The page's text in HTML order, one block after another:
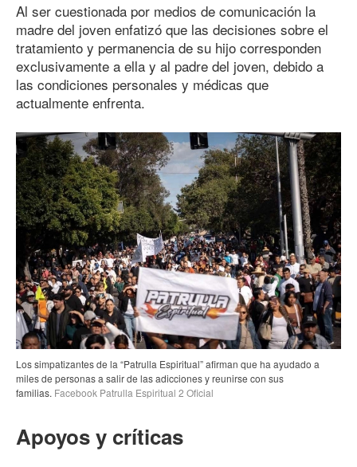
Al ser cuestionada por medios de comunicación la
madre del joven enfatizó que las decisiones sobre el
tratamiento y permanencia de su hijo corresponden
exclusivamente a ella y al padre del joven, debido a
las condiciones personales y médicas que
actualmente enfrenta.
Los simpatizantes de la “Patrulla Espiritual” afirman que ha ayudado a
miles de personas a salir de las adicciones y reunirse con sus
familias. Facebook Patrulla Espiritual 2 Oficial
Apoyos y críticas